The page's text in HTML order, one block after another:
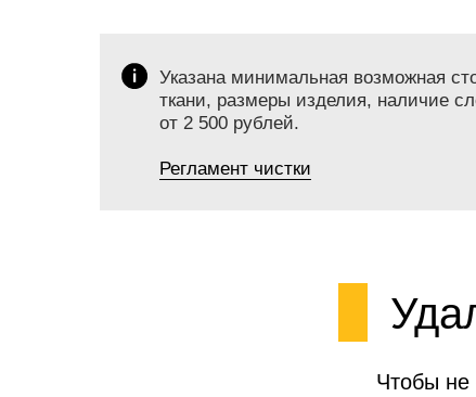
Указана минимальная возможная
ткани, размеры изделия, наличие
от 2 500 рублей.
Регламент чистки
Чтобы